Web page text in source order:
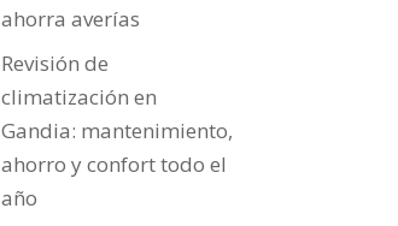
ahorra averías
Revisión de
climatización en
Gandia: mantenimiento,
ahorro y confort todo el
año